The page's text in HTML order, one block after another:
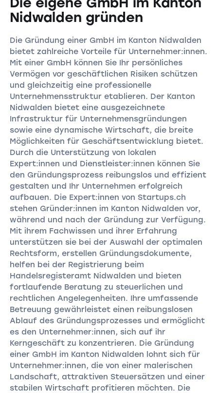
Nidwalden gründen
Die Gründung einer GmbH im Kanton Nidwalden
bietet zahlreiche Vorteile für Unternehmer:innen.
Mit einer GmbH können Sie Ihr persönliches
Vermögen vor geschäftlichen Risiken schützen
und gleichzeitig eine professionelle
Unternehmensstruktur etablieren. Der Kanton
Nidwalden bietet eine ausgezeichnete
Infrastruktur für Unternehmensgründungen
sowie eine dynamische Wirtschaft, die breite
Möglichkeiten für Geschäftsentwicklung bietet.
Durch die Unterstützung von lokalen
Expert:innen und Dienstleister:innen können Sie
den Gründungsprozess reibungslos und effizient
gestalten und Ihr Unternehmen erfolgreich
aufbauen. Die Expert:innen von Startups.ch
stehen Gründer:innen im Kanton Nidwalden vor,
während und nach der Gründung zur Verfügung.
Mit ihrem Fachwissen und ihrer Erfahrung
unterstützen sie bei der Auswahl der optimalen
Rechtsform, erstellen Gründungsdokumente,
helfen bei der Registrierung beim
Handelsregisteramt Nidwalden und bieten
fortlaufende Beratung zu steuerlichen und
rechtlichen Angelegenheiten. Ihre umfassende
Betreuung gewährleistet einen reibungslosen
Ablauf des Gründungsprozesses und ermöglicht
es den Unternehmer:innen, sich auf ihr
Kerngeschäft zu konzentrieren. Die Gründung
einer GmbH im Kanton Nidwalden lohnt sich für
Unternehmer:innen, die von einer malerischen
Landschaft, attraktiven Steuersätzen und einer
stabilen Wirtschaft profitieren möchten. Die